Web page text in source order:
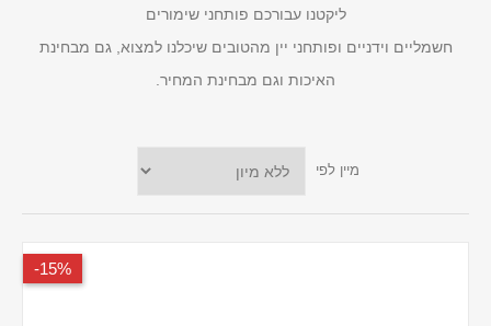
ליקטנו עבורכם פותחני שימורים
חשמליים וידניים ופותחני יין מהטובים שיכלנו למצוא, גם מבחינת
האיכות וגם מבחינת המחיר.
מיין לפי
15%-